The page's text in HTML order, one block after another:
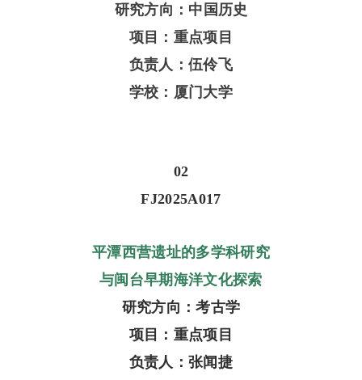
研究方向：中国历史
项目：重点项目
负责人：伍伶飞
学校：厦门大学
02
FJ2025A017
平潭西营遗址的多学科研究
与闽台早期海洋文化探索
研究方向：考古学
项目：重点项目
负责人：张闻捷